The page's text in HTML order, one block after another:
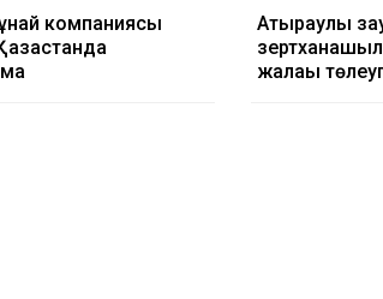
компаниясы
Атыраулық
жалақы